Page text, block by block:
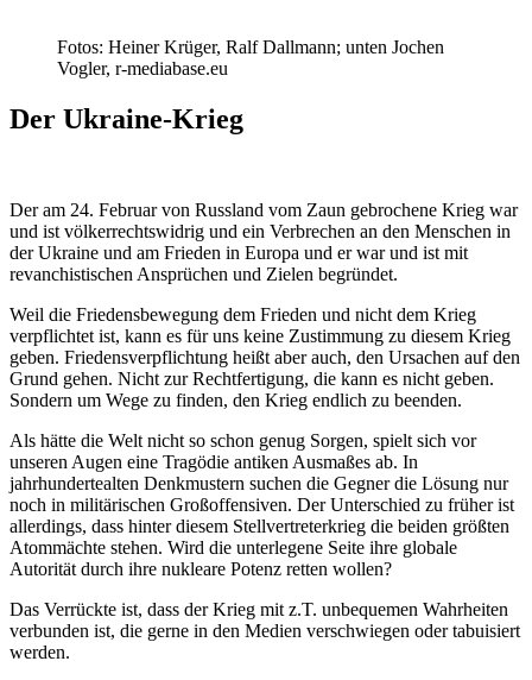
Fotos: Heiner Krüger, Ralf Dallmann; unten Jochen
Vogler, r-mediabase.eu
Der Ukraine-Krieg
Der am 24. Februar von Russland vom Zaun gebrochene Krieg war
und ist völkerrechtswidrig und ein Verbrechen an den Menschen in
der Ukraine und am Frieden in Europa und er war und ist mit
revanchistischen Ansprüchen und Zielen begründet.
Weil die Friedensbewegung dem Frieden und nicht dem Krieg
verpflichtet ist, kann es für uns keine Zustimmung zu diesem Krieg
geben. Friedensverpflichtung heißt aber auch, den Ursachen auf den
Grund gehen. Nicht zur Rechtfertigung, die kann es nicht geben.
Sondern um Wege zu finden, den Krieg endlich zu beenden.
Als hätte die Welt nicht so schon genug Sorgen, spielt sich vor
unseren Augen eine Tragödie antiken Ausmaßes ab. In
jahrhundertealten Denkmustern suchen die Gegner die Lösung nur
noch in militärischen Großoffensiven. Der Unterschied zu früher ist
allerdings, dass hinter diesem Stellvertreterkrieg die beiden größten
Atommächte stehen. Wird die unterlegene Seite ihre globale
Autorität durch ihre nukleare Potenz retten wollen?
Das Verrückte ist, dass der Krieg mit z.T. unbequemen Wahrheiten
verbunden ist, die gerne in den Medien verschwiegen oder tabuisiert
werden.